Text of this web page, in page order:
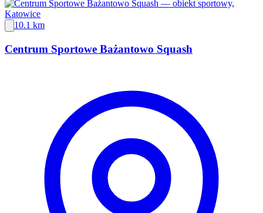
10.1 km
Centrum Sportowe Bażantowo Squash